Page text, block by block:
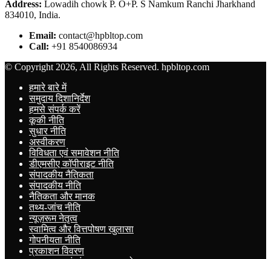
Address: Lowadih chowk P. O+P. S Namkum Ranchi Jharkhand
834010, India.
Email: contact@hpbltop.com
Call: +91 8540086934
© Copyright 2026, All Rights Reserved. hpbltop.com
हमारे बारे में
समुदाय दिशानिर्देश
हमसे संपर्क करें
कूकी नीति
सुधार नीति
अस्वीकरण
विविधता एवं समावेशन नीति
डीएमसीए कॉपीराइट नीति
संपादकीय नैतिकता
संपादकीय नीति
नैतिकता और मानक
तथ्य-जांच नीति
न्यूज़रूम नेतृत्व
स्वामित्व और वित्तपोषण खुलासा
गोपनीयता नीति
प्रकाशन विवरण